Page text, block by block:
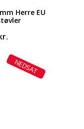
Herre EU
Den
pris
er:
900,00 kr..
NEDSAT